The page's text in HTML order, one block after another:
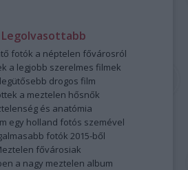
Legolvasottabb
fotók a néptelen fővárosról
a legjobb szerelmes filmek
drogos film
a meztelen hősnők
és anatómia
egy holland fotós szemével
fotók 2015-ből
fővárosiak
a nagy meztelen album